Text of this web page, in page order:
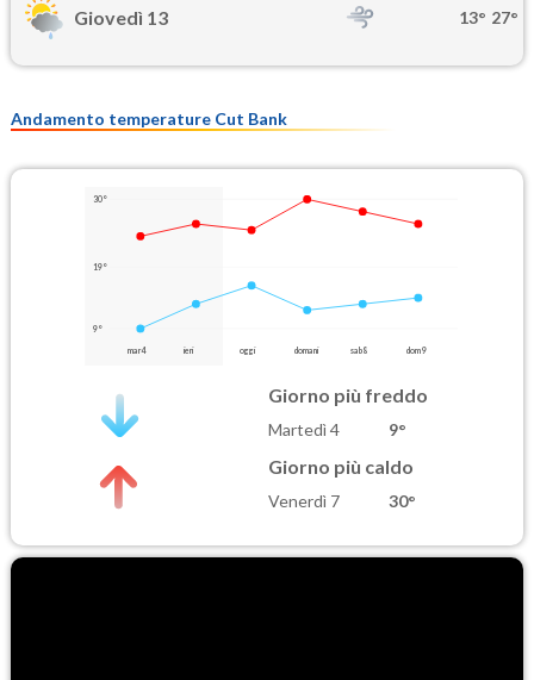
Giovedì 13 13° 27°
Andamento temperature Cut Bank
30°
19°
9°
mar 4 ieri oggi domani sab 8 dom 9
Giorno più freddo
Martedì 4 9°
Giorno più caldo
Venerdì 7 30°